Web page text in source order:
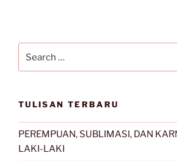
for:
TULISAN TERBARU
PEREMPUAN, SUBLIMASI, DAN
LAKI-LAKI